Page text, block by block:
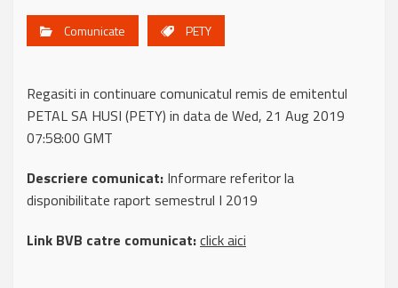
Comunicate PETY
Regasiti in continuare comunicatul remis de emitentul
PETAL SA HUSI (PETY) in data de Wed, 21 Aug 2019
07:58:00 GMT
Descriere comunicat: Informare referitor la
disponibilitate raport semestrul I 2019
Link BVB catre comunicat:click aici